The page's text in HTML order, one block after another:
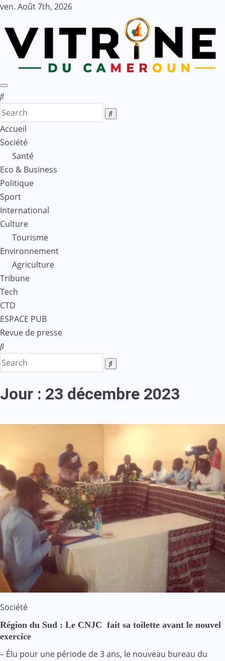
Skip
content
ven. Août 7th, 2026
Accueil
Société
Santé
Eco & Business
Politique
Sport
International
Culture
Tourisme
Environnement
Agriculture
Tribune
Tech
CTD
ESPACE PUB
Revue de presse
Jour : 23 décembre 2023
Société
Région du Sud : Le CNJC fait sa toilette avant le nouvel
exercice
– Élu pour une période de 3 ans, le nouveau bureau du